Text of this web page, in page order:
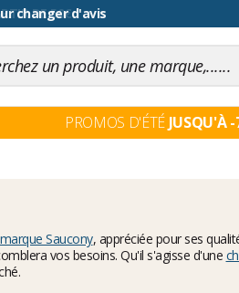
changer d'avis
PROMOS D'ÉTÉ JUSQU'À
marque Saucony, appréciée pour ses
vos besoins. Qu'il s'agisse d'une